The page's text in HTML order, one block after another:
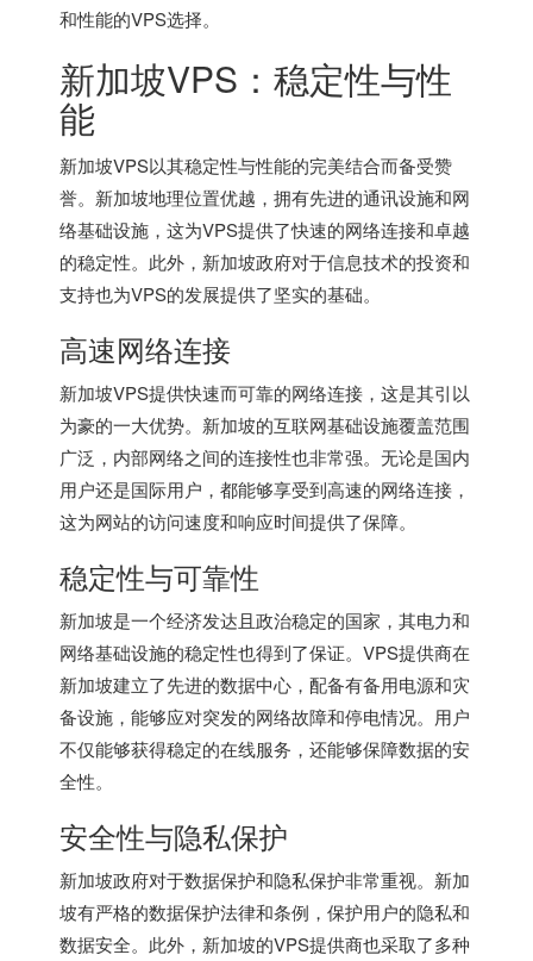
和性能的VPS选择。
新加坡VPS：稳定性与性
能
新加坡VPS以其稳定性与性能的完美结合而备受赞
誉。新加坡地理位置优越，拥有先进的通讯设施和网
络基础设施，这为VPS提供了快速的网络连接和卓越
的稳定性。此外，新加坡政府对于信息技术的投资和
支持也为VPS的发展提供了坚实的基础。
高速网络连接
新加坡VPS提供快速而可靠的网络连接，这是其引以
为豪的一大优势。新加坡的互联网基础设施覆盖范围
广泛，内部网络之间的连接性也非常强。无论是国内
用户还是国际用户，都能够享受到高速的网络连接，
这为网站的访问速度和响应时间提供了保障。
稳定性与可靠性
新加坡是一个经济发达且政治稳定的国家，其电力和
网络基础设施的稳定性也得到了保证。VPS提供商在
新加坡建立了先进的数据中心，配备有备用电源和灾
备设施，能够应对突发的网络故障和停电情况。用户
不仅能够获得稳定的在线服务，还能够保障数据的安
全性。
安全性与隐私保护
新加坡政府对于数据保护和隐私保护非常重视。新加
坡有严格的数据保护法律和条例，保护用户的隐私和
数据安全。此外，新加坡的VPS提供商也采取了多种